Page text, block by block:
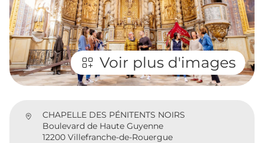
Voir plus d'images
CHAPELLE DES PÉNITENTS NOIRS
Boulevard de Haute Guyenne
12200 Villefranche-de-Rouergue